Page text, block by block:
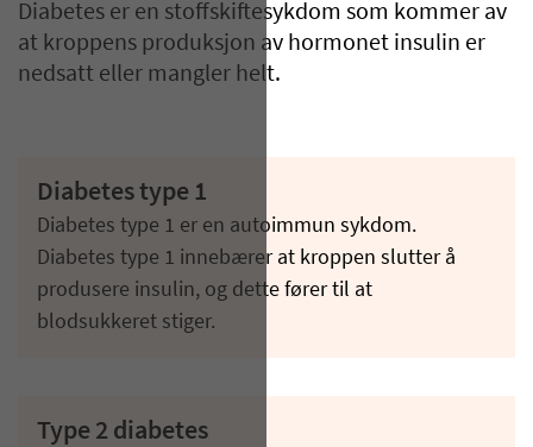
Diabetes er en stoffskiftesykdom som kommer av
at kroppens produksjon av hormonet insulin er
nedsatt eller mangler helt.
Diabetes type 1
Diabetes type 1 er en autoimmun sykdom.
Diabetes type 1 innebærer at kroppen slutter å
produsere insulin, og dette fører til at
blodsukkeret stiger.
Type 2 diabetes